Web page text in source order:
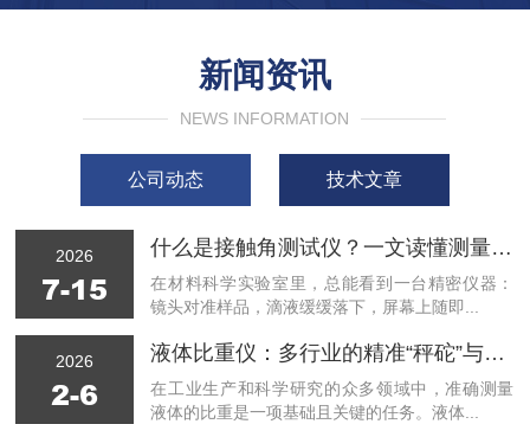
新闻资讯
NEWS INFORMATION
公司动态 技术文章
2026
7-15
什么是接触角测试仪？一文读懂测量原理
在材料科学实验室里，总能看到一台精密仪器：
镜头对准样品，滴液缓缓落下，屏幕上随即...
2026
2-6
液体比重仪：多行业的精准“秤砣”与优势彰显
在工业生产和科学研究的众多领域中，准确测量
液体的比重是一项基础且关键的任务。液体...